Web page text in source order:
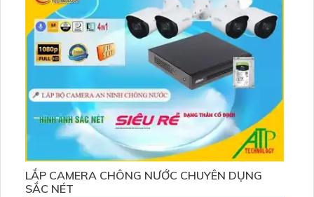
LẮP CAMERA CHÔNG NƯỚC CHUYÊN DỤNG
SẮC NÉT